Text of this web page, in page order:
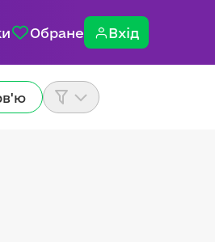
Обране Вхід